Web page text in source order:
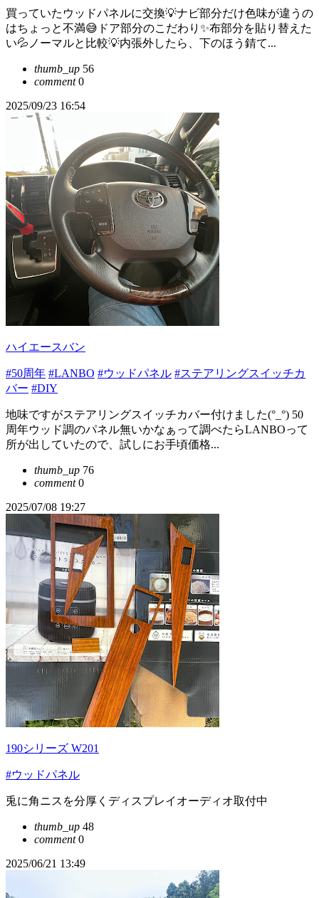
買っていたウッドパネルに交換💡ナビ部分だけ色味が違うの
はちょっと不満😅ドア部分のこだわり✨布部分を貼り替えた
い💦ノーマルと比較💡内張外したら、下のほう錆て...
thumb_up 56
comment0
2025/09/23 16:54
ハイエースバン
#50周年 #LANBO #ウッドパネル #ステアリングスイッチカ
バー #DIY
地味ですがステアリングスイッチカバー付けました(°_°) 50
周年ウッド調のパネル無いかなぁって調べたらLANBOって
所が出していたので、試しにお手頃価格...
thumb_up 76
comment0
2025/07/08 19:27
190シリーズ W201
#ウッドパネル
兎に角ニスを分厚くディスプレイオーディオ取付中
thumb_up 48
comment0
2025/06/21 13:49